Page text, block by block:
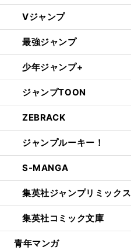
Vジャンプ
最強ジャンプ
少年ジャンプ+
ジャンプTOON
ZEBRACK
ジャンプルーキー！
S-MANGA
集英社ジャンプリミックス
集英社コミック文庫
青年マンガ